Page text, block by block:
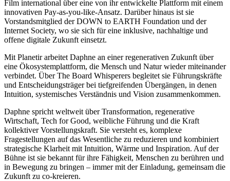
Film international über eine von ihr entwickelte Plattform mit einem
innovativen Pay-as-you-like-Ansatz. Darüber hinaus ist sie
Vorstandsmitglied der DOWN to EARTH Foundation und der
Internet Society, wo sie sich für eine inklusive, nachhaltige und
offene digitale Zukunft einsetzt.
Mit Planetir arbeitet Daphne an einer regenerativen Zukunft über
eine Ökosystemplattform, die Mensch und Natur wieder miteinander
verbindet. Über The Board Whisperers begleitet sie Führungskräfte
und Entscheidungsträger bei tiefgreifenden Übergängen, in denen
Intuition, systemisches Verständnis und Vision zusammenkommen.
Daphne spricht weltweit über Transformation, regenerative
Wirtschaft, Tech for Good, weibliche Führung und die Kraft
kollektiver Vorstellungskraft. Sie versteht es, komplexe
Fragestellungen auf das Wesentliche zu reduzieren und kombiniert
strategische Klarheit mit Intuition, Wärme und Inspiration. Auf der
Bühne ist sie bekannt für ihre Fähigkeit, Menschen zu berühren und
in Bewegung zu bringen – immer mit der Einladung, gemeinsam die
Zukunft zu co-kreieren.